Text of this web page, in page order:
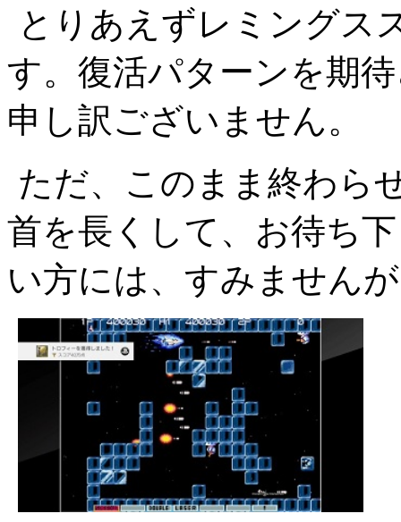
とりあえずレミングス
す。復活パターンを期
申し訳ございません。
ただ、このまま終わら
首を長くして、お待ち
い方には、すみません